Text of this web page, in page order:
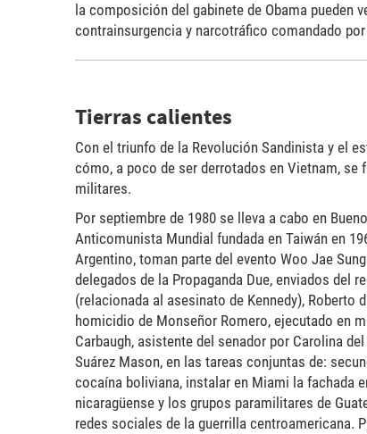
la composición del gabinete de Obama
contrainsurgencia y narcotráfico comandado
Tierras calientes
Con el triunfo de la Revolución Sandinista y el
cómo, a poco de ser derrotados en Vietnam,
militares.
Por septiembre de 1980 se lleva a cabo en
Anticomunista Mundial fundada en Taiwán en
Argentino, toman parte del evento Woo Jae
delegados de la Propaganda Due, enviados del
(relacionada al asesinato de Kennedy), Roberto
homicidio de Monseñor Romero, ejecutado en
Carbaugh, asistente del senador por Carolina
Suárez Mason, en las tareas conjuntas de:
cocaína boliviana, instalar en Miami la fachada
nicaragüense y los grupos paramilitares de
redes sociales de la guerrilla centroamericana.